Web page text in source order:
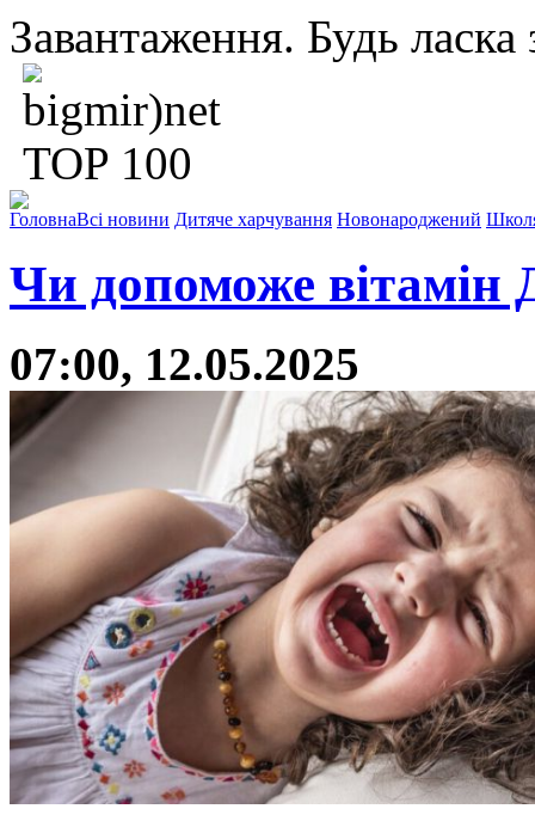
Завантаження. Будь ласка
ГоловнаВсі новини Дитяче харчування Новонароджений
Чи допоможе вітамін
07:00, 12.05.2025